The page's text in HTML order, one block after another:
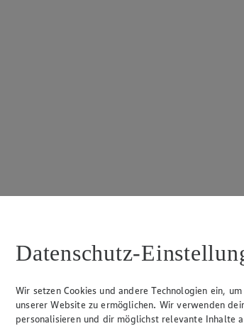
Datenschutz-
Wir setzen Cookies und andere Technologien ein,
unserer Website zu ermöglichen. Wir verwenden
personalisieren und dir möglichst relevante Inhalte